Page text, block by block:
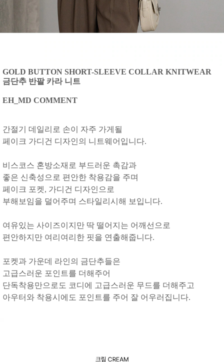
GOLD BUTTON SHORT-SLEEVE COLLAR KNITWEAR
금단추 반팔 카라 니트
EH_MD COMMENT
간절기 데일리로 손이 자주 가게될
페이크 가디건 디자인의 니트웨어입니다.
비스코스 혼방소재로 부드러운 촉감과
좋은 신축성으로 편안한 착용감을 주며
페이크 포켓, 가디건 디자인으로
부해보임을 덜어주며 스타일리시해 보입니다.
여유있는 사이즈이지만 딱 떨어지는 어깨선으로
편안하지만 여리여리한 핏을 연출해줍니다.
포켓과 가운데 라인의 금단추들은
고급스러운 포인트를 더해주어
단독착용만으로도 코디에 고급스러운 무드를 더해주고
아우터와 착용시에도 포인트를 주어 잘 어우러집니다.